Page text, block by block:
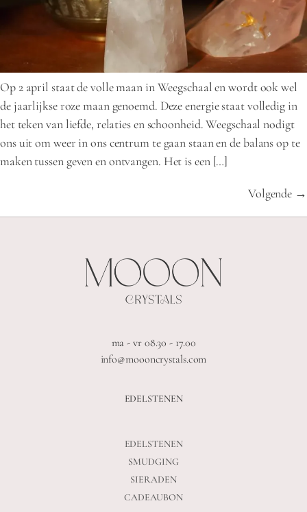
Op 2 april staat de volle maan in Weegschaal en wordt ook wel
de jaarlijkse roze maan genoemd. Deze energie staat volledig in
het teken van liefde, relaties en schoonheid. Weegschaal nodigt
ons uit om weer in ons centrum te gaan staan en de balans op te
maken tussen geven en ontvangen. Het is een […]
Volgende →
ma - vr 08.30 - 17.00
info@moooncrystals.com
EDELSTENEN
EDELSTENEN
SMUDGING
SIERADEN
CADEAUBON